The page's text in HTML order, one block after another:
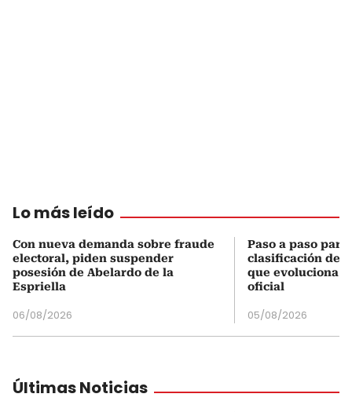
Lo más leído
Con nueva demanda sobre fraude
electoral, piden suspender
posesión de Abelardo de la
Espriella
06/08/2026
Paso a paso
clasificación del
que evoluciona
oficial
05/08/2026
Últimas Noticias